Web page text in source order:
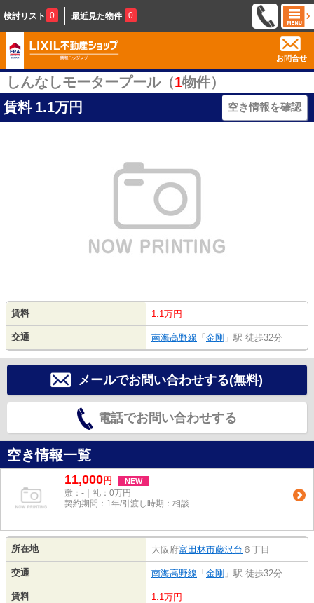
検討リスト 0 最近見た物件 0
お問合せ
しんなしモータープール（1物件）
賃料 1.1万円 空き情報を確認
賃料 1.1万円
交通 南海高野線 「 金剛 」駅 徒歩32分
メールでお問い合わせする(無料)
電話でお問い合わせする
空き情報一覧
11,000円 NEW
敷：-｜礼：0万円
契約期間：1年/引渡し時期：相談
所在地 大阪府富田林市藤沢台 ６丁目
交通 南海高野線 「 金剛 」駅 徒歩32分
賃料 1.1万円